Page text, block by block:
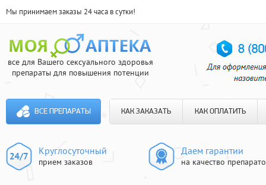
Мы принимаем заказы 24 часа в сутки!
все для Вашего сексуального здоровья
препараты для повышения потенции
ВСЕ ПРЕПАРАТЫ КАК ЗАКАЗАТЬ КАК ОПЛАТИТЬ
Круглосуточный
прием заказов
Даем гарантии
на качество